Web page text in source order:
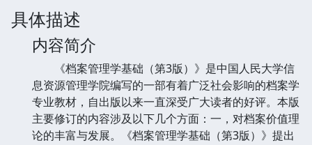
具体描述
内容简介
《档案管理学基础（第3版）》是中国人民大学信
息资源管理学院编写的一部有着广泛社会影响的档案学
专业教材，自出版以来一直深受广大读者的好评。本版
主要修订的内容涉及以下几个方面：一，对档案价值理
论的丰富与发展。《档案管理学基础（第3版）》提出